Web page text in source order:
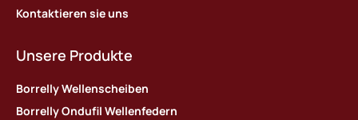
Kontaktieren sie uns
Unsere Produkte
Borrelly Wellenscheiben
Borrelly Ondufil Wellenfedern